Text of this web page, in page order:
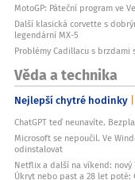
MotoGP: Páteční program ve
Další klasická corvette s
legendární MX-5
Problémy Cadillacu s
Věda a technika
Nejlepší chytré hodinky
ChatGPT teď neunavíte.
Microsoft se nepoučil. Ve
odinstalovat
Netflix a další na víkend: nový
Úkryt nebo past a 28 let poté: